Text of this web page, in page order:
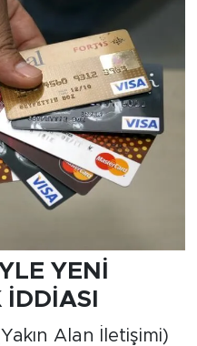
YENİ
Alan İletişimi)